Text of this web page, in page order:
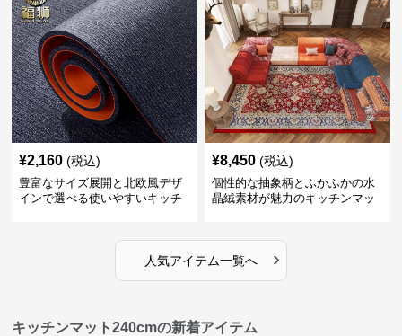
¥2,160 (税込)
豊富なサイズ展開と北欧風デザ
インで選べる使いやすいキッチ
¥8,450 (税込)
個性的な抽象柄とふかふかの水
晶絨素材が魅力のキッチンマッ
人気アイテム一覧へ ›
キッチンマット240cmの新着アイテム